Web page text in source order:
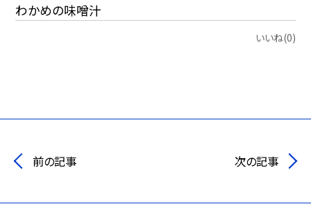
わかめの味噌汁
いいね(0)
前の記事 次の記事